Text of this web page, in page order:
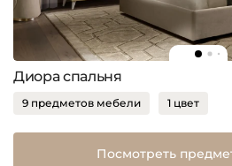
Диора спальня
9 предметов мебели 1 цвет
Посмотреть